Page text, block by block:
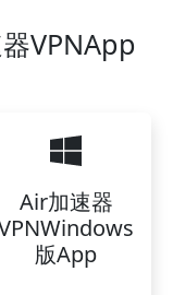
VPNApp
Air加速器
版App